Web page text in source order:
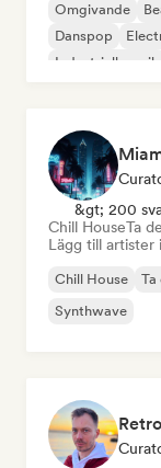
Omgivande
Danspop
Industriell musik
&gt; 200
Chill HouseTa
Lägg till artister
Chill House Ta
Synthwave